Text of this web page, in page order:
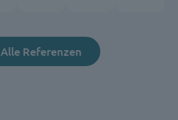
Alle Referenzen